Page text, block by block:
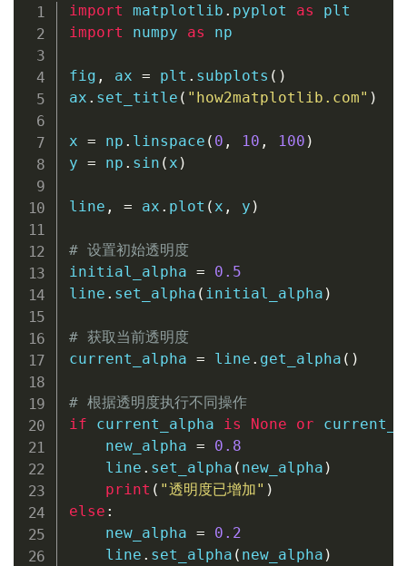
import matplotlib . pyplot as
import numpy as np
fig , ax = plt . subplots ( )
ax . set_title ( "how2matplotlib.com" )
x = np . linspace ( 0 , 10 , 100 )
y = np . sin ( x )
line , = ax . plot ( x , y )
# 设置初始透明度
initial_alpha =
0.5
line . set_alpha ( initial_alpha )
# 获取当前透明度
current_alpha = line . get_alpha ( )
# 根据透明度执行不同操作
if current_alpha is None or
    new_alpha
=
0.8
    line
. set_alpha ( new_alpha )
print ( "透明度已增加" )
else :
    new_alpha
=
0.2
    line
. set_alpha ( new_alpha )